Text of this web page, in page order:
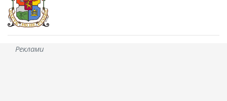
Реклами